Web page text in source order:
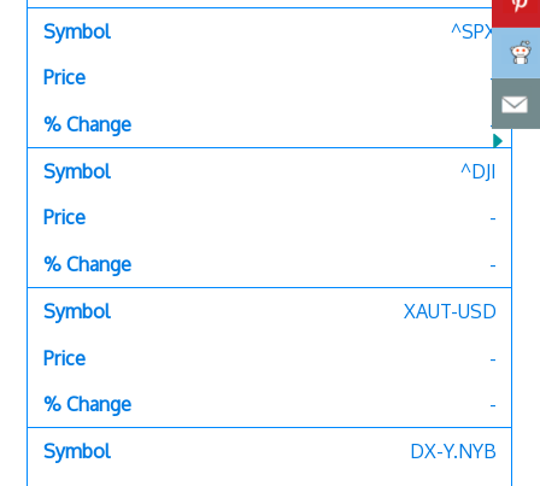
^SPX
-
-
^DJI
-
-
XAUT-USD
-
-
DX-Y.NYB